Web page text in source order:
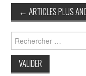
Post
navigation
← ARTICLES PLUS
Search
for: